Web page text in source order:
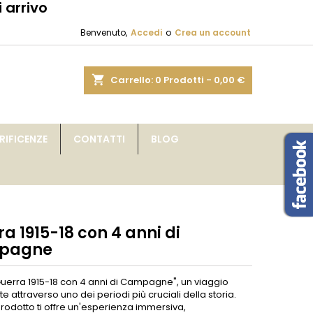
arrivo
Benvenuto, Accedi o Crea un account
shopping_cart Carrello: 0 Prodotti - 0,00 €
CONTATTI BLOG
1915-18 con 4 anni di
1915-18 con 4 anni di Campagne", un viaggio
attraverso uno dei periodi più cruciali della storia.
ti offre un'esperienza immersiva,